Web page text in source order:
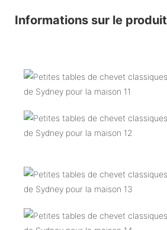
Informations sur le produit